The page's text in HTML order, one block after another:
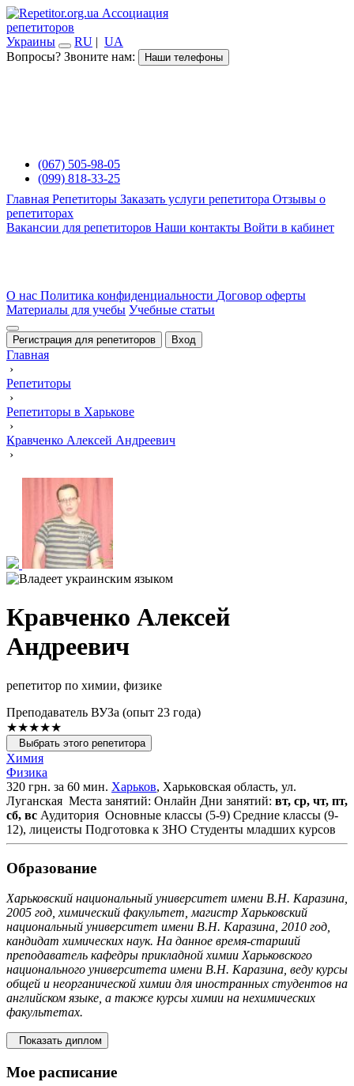
Ассоциация
репетиторов
Украины
RU | UA
Вопросы? Звоните нам:
Наши телефоны
(067) 505-98-05
(099) 818-33-25
Главная Репетиторы Заказать услуги репетитора Отзывы о
репетиторах
Вакансии для репетиторов Наши контакты Войти в кабинет
О нас Политика конфиденциальности Договор оферты
Материалы для учебы Учебные статьи
Регистрация для репетиторов Вход
Главная
›
Репетиторы
›
Репетиторы в Харькове
›
Кравченко Алексей Андреевич
›
Кравченко Алексей
Андреевич
репетитор по химии, физике
Преподаватель ВУЗа (опыт 23 года)
★★★★★
Выбрать этого репетитора
Химия
Физика
320 грн. за 60 мин. Харьков, Харьковская область, ул.
Луганская Места занятий: Онлайн Дни занятий: вт, ср, чт, пт,
сб, вс Аудитория Основные классы (5-9) Средние классы (9-
12), лицеисты Подготовка к ЗНО Студенты младших курсов
Образование
Харьковский национальный университет имени В.Н. Каразина,
2005 год, химический факультет, магистр Харьковский
национальный университет имени В.Н. Каразина, 2010 год,
кандидат химических наук. На данное время-старший
преподаватель кафедры прикладной химии Харьковского
национального университета имени В.Н. Каразина, веду курсы
общей и неорганической химии для иностранных студентов на
английском языке, а также курсы химии на нехимических
факультетах.
Показать диплом
Мое расписание